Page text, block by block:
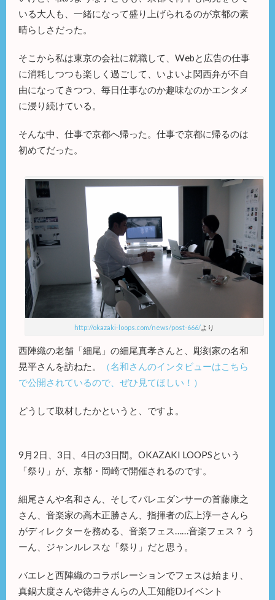
いる大人も、一緒になって盛り上げられるのが京都の素
晴らしさだった。
そこから私は東京の会社に就職して、Webと広告の仕事
に消耗しつつも楽しく過ごして、いよいよ関西弁が不自
由になってきつつ、毎日仕事なのか趣味なのかエンタメ
に浸り続けている。
そんな中、仕事で京都へ帰った。仕事で京都に帰るのは
初めてだった。
http://okazaki-loops.com/news/post-666/ より
西陣織の老舗「細尾」の細尾真孝さんと、彫刻家の名和
晃平さんを訪ねた。
（名和さんのインタビューはこちら
で公開されているので、ぜひ見てほしい！）
どうして取材したかというと、ですよ。
9月2日、3日、4日の3日間。OKAZAKI LOOPSという
「祭り」が、京都・岡崎で開催されるのです。
細尾さんや名和さん、そしてバレエダンサーの首藤康之
さん、音楽家の高木正勝さん、指揮者の広上淳一さんら
がディレクターを務める、音楽フェス……音楽フェス？ う
ーん、ジャンルレスな「祭り」だと思う。
バエレと西陣織のコラボレーションでフェスは始まり、
真鍋大度さんや徳井さんらの人工知能DJイベント